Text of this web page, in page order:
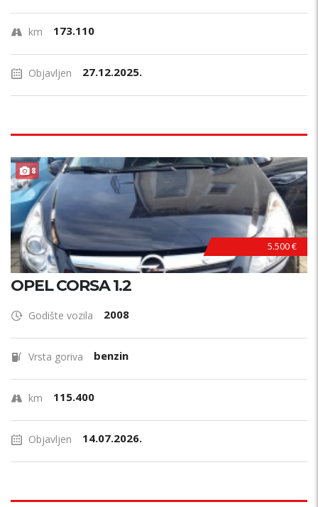
km 173.110
Objavljen 27.12.2025.
8
5.500 €
OPEL CORSA 1.2
Godište vozila 2008
Vrsta goriva benzin
km 115.400
Objavljen 14.07.2026.